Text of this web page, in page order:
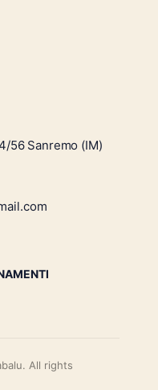
56 Sanremo (IM)
All rights